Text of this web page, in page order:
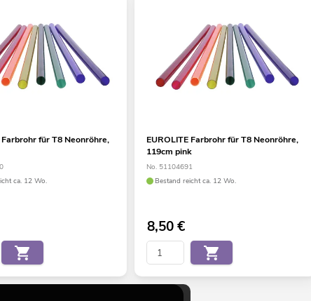
Farbrohr für T8 Neonröhre,
ca. 12 Wo.
EUROLITE Farbrohr für T8 Neonröhre,
119cm pink
No. 51104691
Bestand reicht ca. 12 Wo.
8,50€